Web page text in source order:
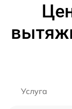
Услуга